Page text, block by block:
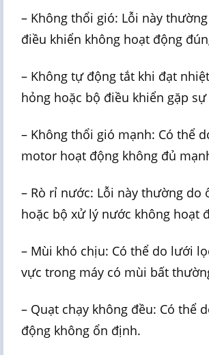
– Không thổi gió: Lỗi này
điều khiển không hoạt động
– Không tự động tắt khi đạt
hỏng hoặc bộ điều khiển gặp
– Không thổi gió mạnh: Có thể
motor hoạt động không đủ
– Rò rỉ nước: Lỗi này thường
hoặc bộ xử lý nước không hoạt
– Mùi khó chịu: Có thể do lưới
vực trong máy có mùi bất
– Quạt chạy không đều: Có thể
động không ổn định.